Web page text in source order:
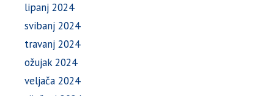
lipanj 2024
svibanj 2024
travanj 2024
ožujak 2024
veljača 2024